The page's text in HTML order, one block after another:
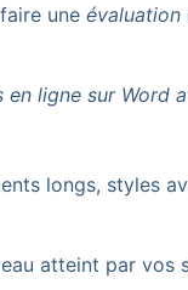
une évaluation
ligne sur Word
longs, styles
atteint par vos